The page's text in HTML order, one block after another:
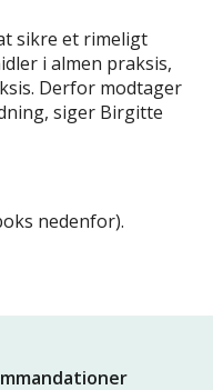
sikre et rimeligt
i almen praksis,
Derfor modtager
siger Birgitte
nedenfor).